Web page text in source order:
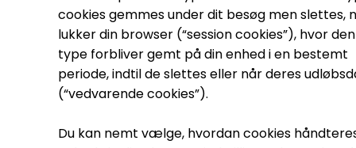
cookies gemmes under dit besøg men slettes,
lukker din browser (“session cookies”), hvor
type forbliver gemt på din enhed i en bestemt
periode, indtil de slettes eller når deres
(“vedvarende cookies”).
Du kan nemt vælge, hvordan cookies